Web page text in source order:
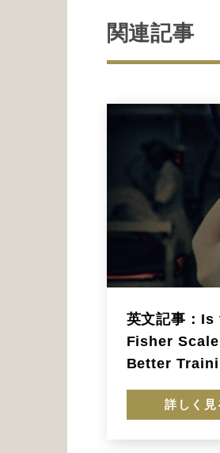
関連記事
英文記事：
Fisher
Better
詳しく見